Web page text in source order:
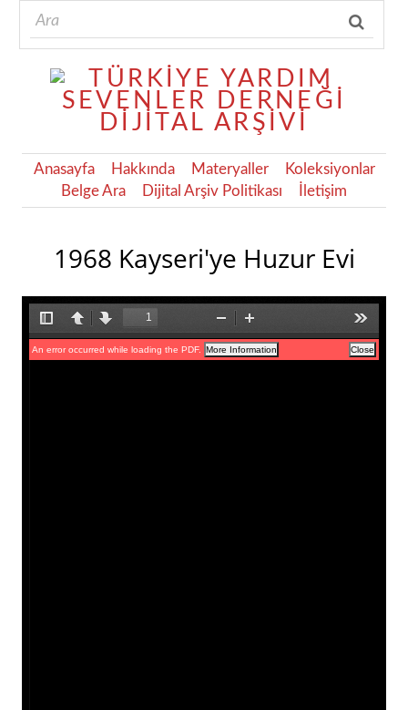
Anasayfa Hakkında Materyaller
Koleksiyonlar
Belge Ara
Dijital Arşiv Politikası İletişim
1968 Kayseri'ye Huzur Evi